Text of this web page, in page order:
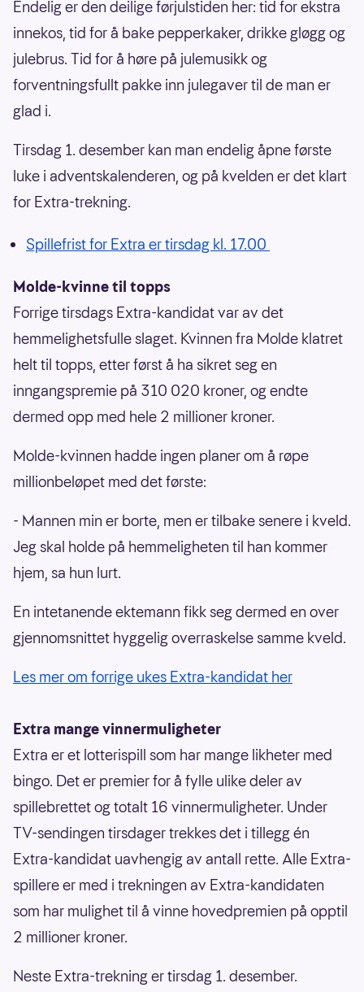
Endelig er den deilige førjulstiden her: tid for ekstra
innekos, tid for å bake pepperkaker, drikke gløgg og
julebrus. Tid for å høre på julemusikk og
forventningsfullt pakke inn julegaver til de man er
glad i.
Tirsdag 1. desember kan man endelig åpne første
luke i adventskalenderen, og på kvelden er det klart
for Extra-trekning.
Spillefrist for Extra er tirsdag kl. 17.00
Molde-kvinne til topps
Forrige tirsdags Extra-kandidat var av det
hemmelighetsfulle slaget. Kvinnen fra Molde klatret
helt til topps, etter først å ha sikret seg en
inngangspremie på 310 020 kroner, og endte
dermed opp med hele 2 millioner kroner.
Molde-kvinnen hadde ingen planer om å røpe
millionbeløpet med det første:
- Mannen min er borte, men er tilbake senere i kveld.
Jeg skal holde på hemmeligheten til han kommer
hjem, sa hun lurt.
En intetanende ektemann fikk seg dermed en over
gjennomsnittet hyggelig overraskelse samme kveld.
Les mer om forrige ukes Extra-kandidat her
Extra mange vinnermuligheter
Extra er et lotterispill som har mange likheter med
bingo. Det er premier for å fylle ulike deler av
spillebrettet og totalt 16 vinnermuligheter. Under
TV-sendingen tirsdager trekkes det i tillegg én
Extra-kandidat uavhengig av antall rette. Alle Extra-
spillere er med i trekningen av Extra-kandidaten
som har mulighet til å vinne hovedpremien på opptil
2 millioner kroner.
Neste Extra-trekning er tirsdag 1. desember.